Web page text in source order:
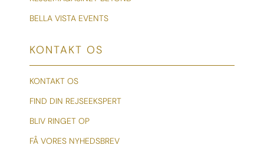
BELLA VISTA EVENTS
KONTAKT OS
KONTAKT OS
FIND DIN REJSEEKSPERT
BLIV RINGET OP
FÅ VORES NYHEDSBREV